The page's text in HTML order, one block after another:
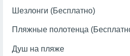
Шезлонги (Бесплатно)
Пляжные полотенца
Душ на пляже